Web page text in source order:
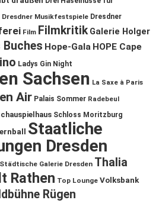
Dresdner Musikfestspiele Dresdner
Film Filmkritik Galerie Holger
Buches Hope-Gala HOPE Cape
Ladys Gin Night
Sachsen La Saxe à Paris
Air Palais Sommer Radebeul
Schloss Moritzburg
Staatliche
Dresden
Städtische Galerie Dresden Thalia
Rathen Top Lounge Volksbank
Rügen